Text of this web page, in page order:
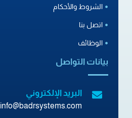
الشروط والأحكام
اتصل بنا
الوظائف
بيانات التواصل
البريد الإلكتروني
info@badrsystems.com